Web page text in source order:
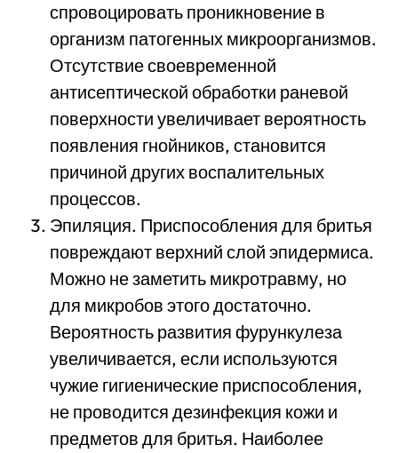
спровоцировать проникновение в
организм патогенных микроорганизмов.
Отсутствие своевременной
антисептической обработки раневой
поверхности увеличивает вероятность
появления гнойников, становится
причиной других воспалительных
процессов.
Эпиляция. Приспособления для бритья
повреждают верхний слой эпидермиса.
Можно не заметить микротравму, но
для микробов этого достаточно.
Вероятность развития фурункулеза
увеличивается, если используются
чужие гигиенические приспособления,
не проводится дезинфекция кожи и
предметов для бритья. Наиболее